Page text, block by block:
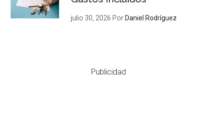
julio 30, 2026 Por Daniel Rodríguez
Publicidad